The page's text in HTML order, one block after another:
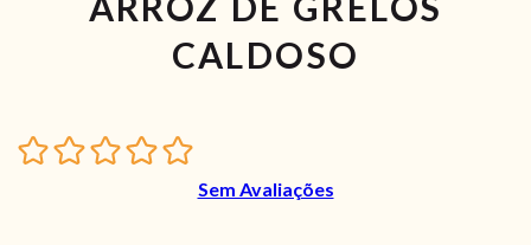
CALDOSO
Sem Avaliações